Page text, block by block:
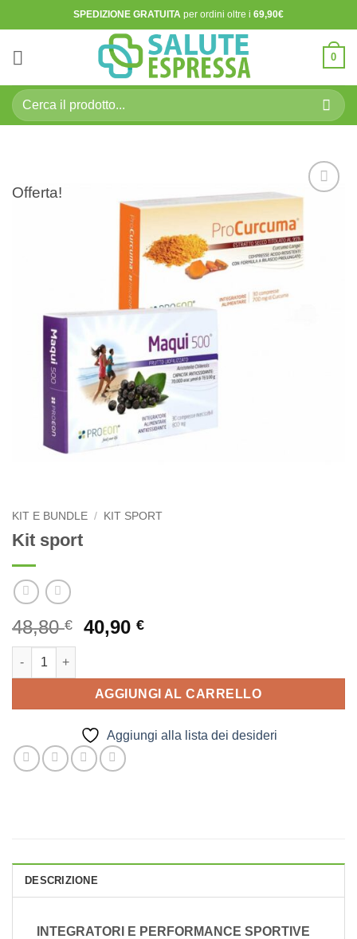
ai
contenuti
SPEDIZIONE GRATUITA per ordini oltre i 69,90€
0
Cerca:
Offerta!
alla lista
desideri
KIT E BUNDLE / KIT SPORT
Kit sport
48,80€
Il
era:
48,80 €.
40,90€Il
è:
40,90 €.
Kit sport quantità
AGGIUNGI AL CARRELLO
Aggiungi alla lista dei desideri
DESCRIZIONE
INTEGRATORI E PERFORMANCE SPORTIVE